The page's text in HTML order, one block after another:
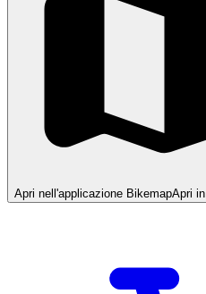
Apri nell'applicazione BikemapApri